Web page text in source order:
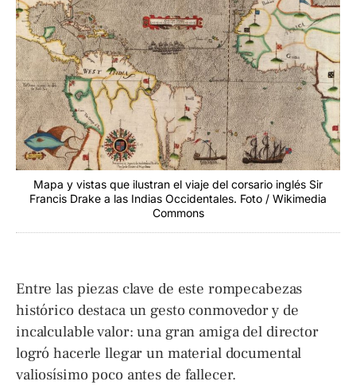
Mapa y vistas que ilustran el viaje del corsario inglés Sir
Francis Drake a las Indias Occidentales. Foto / Wikimedia
Commons
Entre las piezas clave de este rompecabezas
histórico destaca un gesto conmovedor y de
incalculable valor: una gran amiga del director
logró hacerle llegar un material documental
valiosísimo poco antes de fallecer.